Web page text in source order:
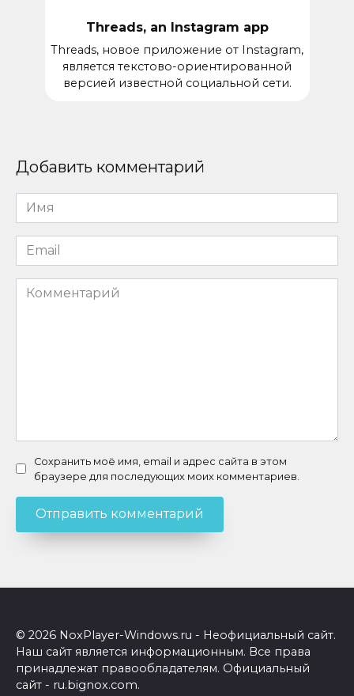
Threads, an Instagram app
Threads, новое приложение от Instagram,
является текстово-ориентированной
версией известной социальной сети.
Добавить комментарий
Имя
*
Email
*
Комментарий
Сохранить моё имя, email и адрес сайта в этом
браузере для последующих моих комментариев.
© 2026 NoxPlayer-Windows.ru - Неофициальный сайт.
Наш сайт является информационным. Все права
принадлежат правообладателям. Официальный
сайт - ru.bignox.com.